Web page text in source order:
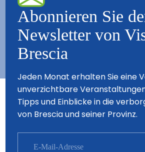
KontactWer wir sind – Besuchen Sie Brescia
Copyright © 2026 - All Rights Reserved -
Partner
Abonnieren Sie
Newsletter von
Brescia
Jeden Monat erhalten Sie eine
unverzichtbare
Tipps und Einblicke in die
von Brescia und seiner Provinz.